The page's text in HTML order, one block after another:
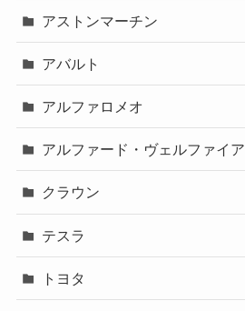
アストンマーチン
アバルト
アルファロメオ
アルファード・ヴェルファイア
クラウン
テスラ
トヨタ